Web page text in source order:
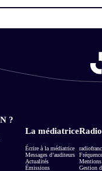
?
La médiatrice
Écrire à la médiatrice
Messages d’auditeurs
Actualités
Émissions
Mentions
Gestion